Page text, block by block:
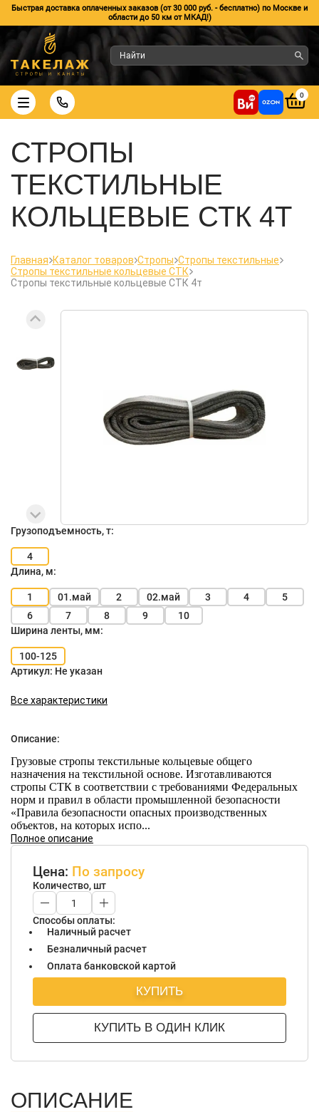
Быстрая доставка оплаченных заказов (от 30 000 руб. - бесплатно) по Москве и
области до 50 км от МКАД!)
0
СТРОПЫ
ТЕКСТИЛЬНЫЕ
КОЛЬЦЕВЫЕ СТК 4Т
Главная Каталог товаров Стропы Стропы текстильные
Стропы текстильные кольцевые СТК
Стропы текстильные кольцевые СТК 4т
Грузоподъемность, т:
4
Длина, м:
1 01.май 2 02.май 3 4
5
6
7 8 9
10
Ширина ленты, мм:
100-125
Артикул: Не указан
Все характеристики
Описание:
Грузовые стропы текстильные кольцевые общего
назначения на текстильной основе. Изготавливаются
стропы СТК в соответствии с требованиями Федеральных
норм и правил в области промышленной безопасности
«Правила безопасности опасных производственных
объектов, на которых испо...
Полное описание
Цена: По запросу
Количество, шт
Способы оплаты:
Наличный расчет
Безналичный расчет
Оплата банковской картой
КУПИТЬ
КУПИТЬ В ОДИН КЛИК
ОПИСАНИЕ